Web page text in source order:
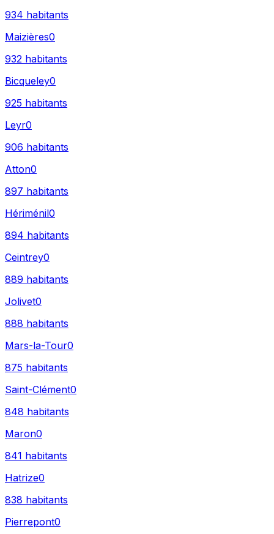
934 habitants
Maizières0
932 habitants
Bicqueley0
925 habitants
Leyr0
906 habitants
Atton0
897 habitants
Hériménil0
894 habitants
Ceintrey0
889 habitants
Jolivet0
888 habitants
Mars-la-Tour0
875 habitants
Saint-Clément0
848 habitants
Maron0
841 habitants
Hatrize0
838 habitants
Pierrepont0